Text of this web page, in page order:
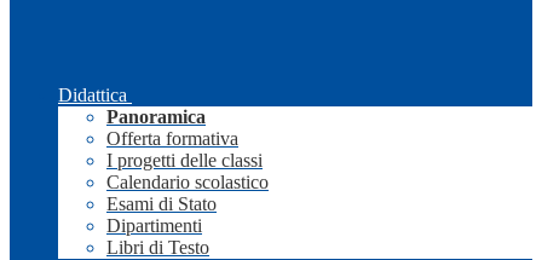
Didattica
Panoramica
Offerta formativa
I progetti delle classi
Calendario scolastico
Esami di Stato
Dipartimenti
Libri di Testo